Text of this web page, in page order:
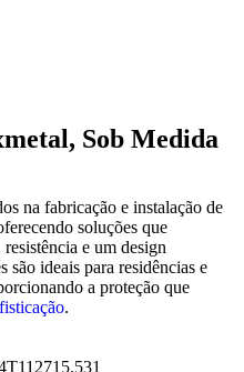
Sob Medida
na fabricação e instalação de
soluções que
e um design
são ideais para residências e
a proteção que
.